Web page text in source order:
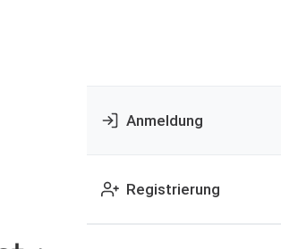
Anmeldung
Registrierung